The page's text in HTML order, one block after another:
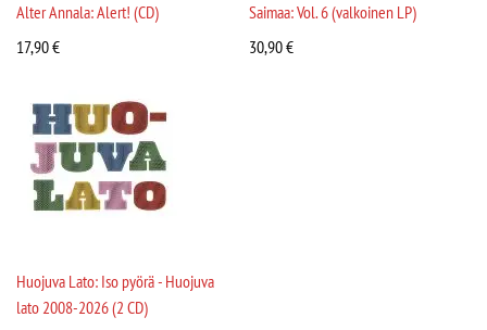
Alter Annala: Alert! (CD)
17,90€
Saimaa: Vol. 6 (valkoinen LP)
30,90€
Huojuva Lato: Iso pyörä - Huojuva
lato 2008-2026 (2 CD)